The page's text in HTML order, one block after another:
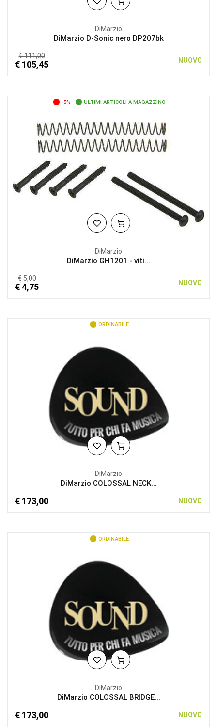
DiMarzio
DiMarzio D-Sonic nero DP207bk
€ 111,00
€ 105,45 NUOVO
-5% ULTIMI ARTICOLI A MAGAZZINO
DiMarzio
DiMarzio GH1201 - viti...
€ 5,00
€ 4,75 NUOVO
ORDINABILE
DiMarzio
DiMarzio COLOSSAL NECK...
€ 173,00 NUOVO
ORDINABILE
DiMarzio
DiMarzio COLOSSAL BRIDGE...
€ 173,00 NUOVO